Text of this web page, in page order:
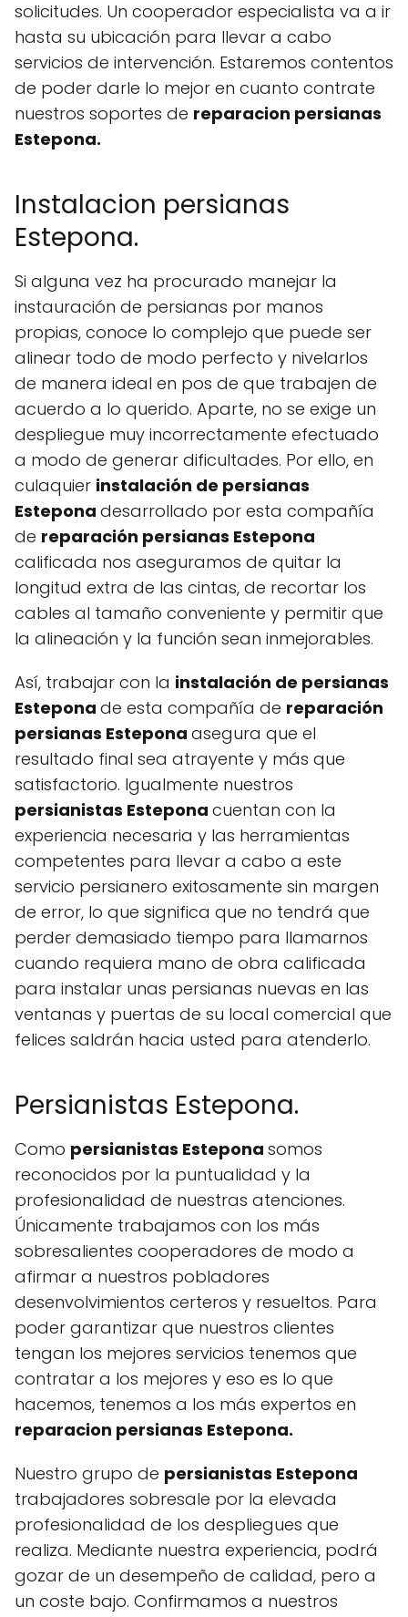
solicitudes. Un cooperador especialista va a ir
hasta su ubicación para llevar a cabo
servicios de intervención. Estaremos contentos
de poder darle lo mejor en cuanto contrate
nuestros soportes de reparacion persianas
Estepona.
Instalacion persianas
Estepona.
Si alguna vez ha procurado manejar la
instauración de persianas por manos
propias, conoce lo complejo que puede ser
alinear todo de modo perfecto y nivelarlos
de manera ideal en pos de que trabajen de
acuerdo a lo querido. Aparte, no se exige un
despliegue muy incorrectamente efectuado
a modo de generar dificultades. Por ello, en
culaquier instalación de persianas
Estepona desarrollado por esta compañía
de reparación persianas Estepona
calificada nos aseguramos de quitar la
longitud extra de las cintas, de recortar los
cables al tamaño conveniente y permitir que
la alineación y la función sean inmejorables.
Así, trabajar con la instalación de persianas
Estepona de esta compañía de reparación
persianas Estepona asegura que el
resultado final sea atrayente y más que
satisfactorio. Igualmente nuestros
persianistas Estepona cuentan con la
experiencia necesaria y las herramientas
competentes para llevar a cabo a este
servicio persianero exitosamente sin margen
de error, lo que significa que no tendrá que
perder demasiado tiempo para llamarnos
cuando requiera mano de obra calificada
para instalar unas persianas nuevas en las
ventanas y puertas de su local comercial que
felices saldrán hacia usted para atenderlo.
Persianistas Estepona.
Como persianistas Estepona somos
reconocidos por la puntualidad y la
profesionalidad de nuestras atenciones.
Únicamente trabajamos con los más
sobresalientes cooperadores de modo a
afirmar a nuestros pobladores
desenvolvimientos certeros y resueltos. Para
poder garantizar que nuestros clientes
tengan los mejores servicios tenemos que
contratar a los mejores y eso es lo que
hacemos, tenemos a los más expertos en
reparacion persianas Estepona.
Nuestro grupo de persianistas Estepona
trabajadores sobresale por la elevada
profesionalidad de los despliegues que
realiza. Mediante nuestra experiencia, podrá
gozar de un desempeño de calidad, pero a
un coste bajo. Confirmamos a nuestros